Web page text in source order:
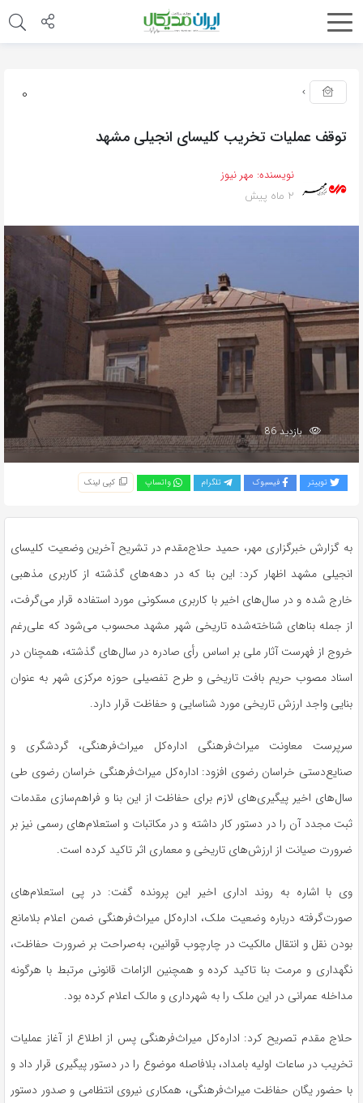
0
توقف عملیات تخریب کلیسای انجیلی مشهد
نویسنده: مهر نیوز
2 ماه پیش
بازدید 86
توییتر فیسبوک تلگرام واتساپ کپی لینک
به گزارش خبرگزاری مهر، حمید حلاج‌مقدم در تشریح آخرین وضعیت کلیسای
انجیلی مشهد اظهار کرد: این بنا که در دهه‌های گذشته از کاربری مذهبی
خارج شده و در سال‌های اخیر با کاربری مسکونی مورد استفاده قرار می‌گرفت،
از جمله بناهای شناخته‌شده تاریخی شهر مشهد محسوب می‌شود که علی‌رغم
خروج از فهرست آثار ملی بر اساس رأی صادره در سال‌های گذشته، همچنان در
اسناد مصوب حریم بافت تاریخی و طرح تفصیلی حوزه مرکزی شهر به عنوان
بنایی واجد ارزش تاریخی مورد شناسایی و حفاظت قرار دارد.
سرپرست معاونت میراث‌فرهنگی اداره‌کل میراث‌فرهنگی، گردشگری و
صنایع‌دستی خراسان رضوی افزود: اداره‌کل میراث‌فرهنگی خراسان رضوی طی
سال‌های اخیر پیگیری‌های لازم برای حفاظت از این بنا و فراهم‌سازی مقدمات
ثبت مجدد آن را در دستور کار داشته و در مکاتبات و استعلام‌های رسمی نیز بر
ضرورت صیانت از ارزش‌های تاریخی و معماری اثر تاکید کرده است.
وی با اشاره به روند اداری اخیر این پرونده گفت: در پی استعلام‌های
صورت‌گرفته درباره وضعیت ملک، اداره‌کل میراث‌فرهنگی ضمن اعلام بلامانع
بودن نقل و انتقال مالکیت در چارچوب قوانین، به‌صراحت بر ضرورت حفاظت،
نگهداری و مرمت بنا تاکید کرده و همچنین الزامات قانونی مرتبط با هرگونه
مداخله عمرانی در این ملک را به شهرداری و مالک اعلام کرده بود.
حلاج مقدم تصریح کرد: اداره‌کل میراث‌فرهنگی پس از اطلاع از آغاز عملیات
تخریب در ساعات اولیه بامداد، بلافاصله موضوع را در دستور پیگیری قرار داد و
با حضور یگان حفاظت میراث‌فرهنگی، همکاری نیروی انتظامی و صدور دستور